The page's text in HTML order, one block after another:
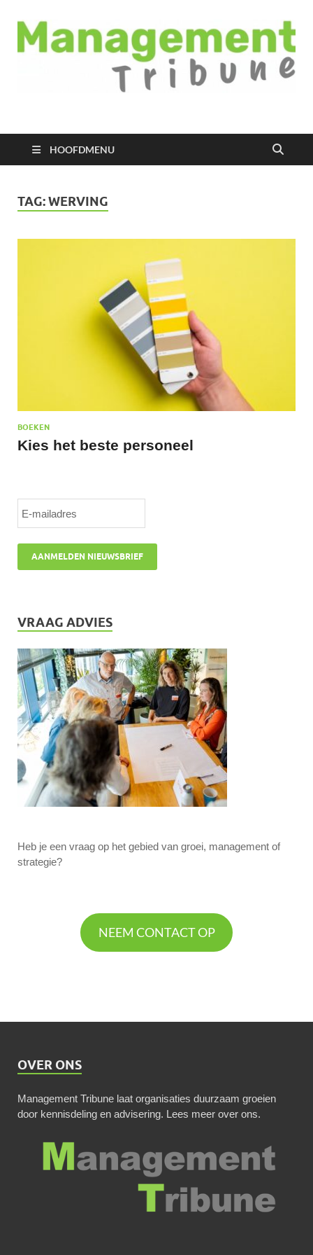
Managementtribune
HOOFDMENU
TAG:WERVING
BOEKEN
Kies het beste personeel
VRAAG ADVIES
Heb je een vraag op het gebied van groei, management of
strategie?
NEEM CONTACT OP
OVER ONS
Management Tribune laat organisaties duurzaam groeien
door kennisdeling en advisering. Lees meer over ons.